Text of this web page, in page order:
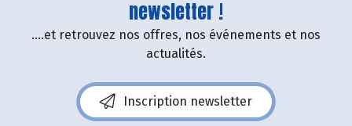
newsletter !
....et retrouvez nos offres, nos événements et nos
actualités.
Inscription newsletter